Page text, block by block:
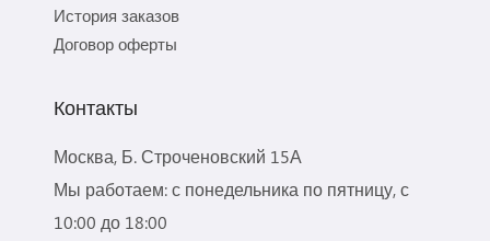
История заказов
Договор оферты
Контакты
Москва, Б. Строченовский 15А
Мы работаем: с понедельника по пятницу, с
10:00 до 18:00